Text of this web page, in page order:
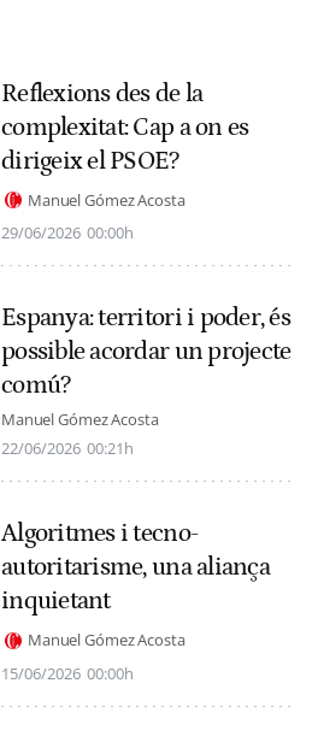
Reflexions des de la
complexitat: Cap a on es
dirigeix el PSOE?
Manuel Gómez Acosta
29/06/2026 00:00h
Espanya: territori i poder, és
possible acordar un projecte
comú?
Manuel Gómez Acosta
22/06/2026 00:21h
Algoritmes i tecno-
autoritarisme, una aliança
inquietant
Manuel Gómez Acosta
15/06/2026 00:00h